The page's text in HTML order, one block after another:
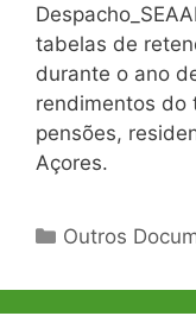
tabelas de
durante o ano
rendimentos do
pensões,
Açores.
Categorias
Outros